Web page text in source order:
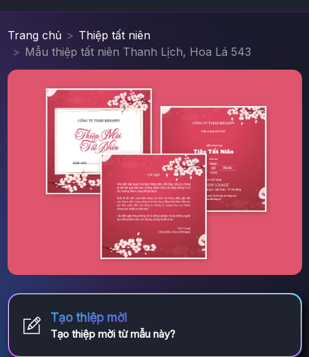
Trang chủ
Thiệp tất niên
Mẫu thiệp tất niên Thanh Lịch, Hoa Lá 543
Tạo thiệp mời
Tạo thiệp mời từ mẫu này?